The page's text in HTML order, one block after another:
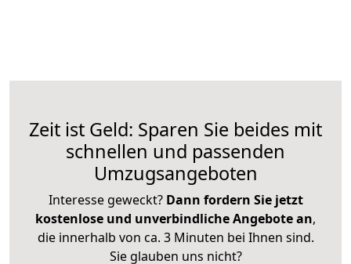
Zeit ist Geld: Sparen Sie beides mit
schnellen und passenden
Umzugsangeboten
Interesse geweckt? Dann fordern Sie jetzt
kostenlose und unverbindliche Angebote an,
die innerhalb von ca. 3 Minuten bei Ihnen sind.
Sie glauben uns nicht?